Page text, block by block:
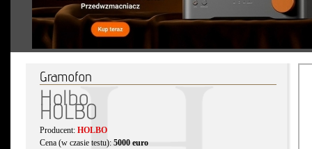
Gramofon
Holbo
HOLBO
Producent: HOLBO
Cena (w czasie testu): 5000 euro